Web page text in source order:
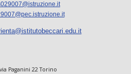
Paganini 22 Torino